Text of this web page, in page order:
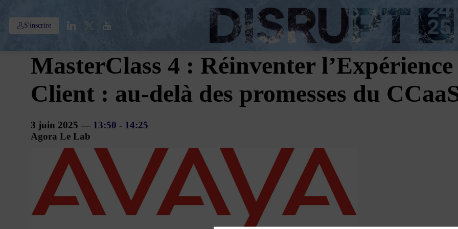
S'inscrire
MasterClass 4 : Réinventer l’Expérience
Client : au-delà des promesses du
3 juin 2025 — 13:50 - 14:25
Agora Le Lab